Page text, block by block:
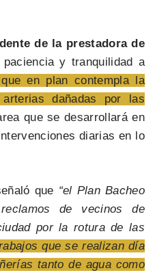
de la prestadora de
y tranquilidad a
en plan contempla la
dañadas por las
que se desarrollará en
diarias en lo
que “el Plan Bacheo
de vecinos de
por la rotura de las
que se realizan día
tanto de agua como